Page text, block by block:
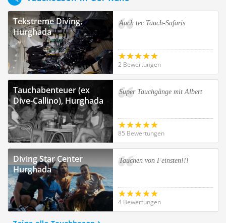
Tekstreme Diving,
Hurghada
Auch tec Tauch-Safaris
2 Bewertungen
Tauchabenteuer (ex
Dive-Callino), Hurghada
Super Tauchgänge mit Albert
85 Bewertungen
Diving Star Center
Hurghada
Tauchen von Feinsten!!!
4 Bewertungen